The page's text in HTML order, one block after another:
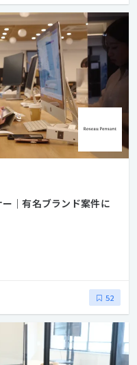
｜有名ブランド案件に
52